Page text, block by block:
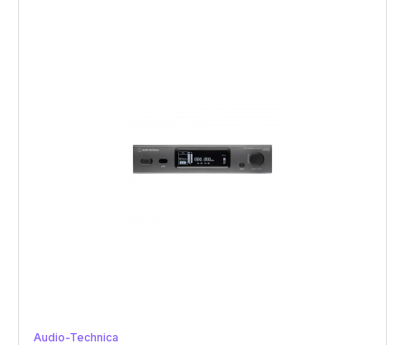
Audio-Technica